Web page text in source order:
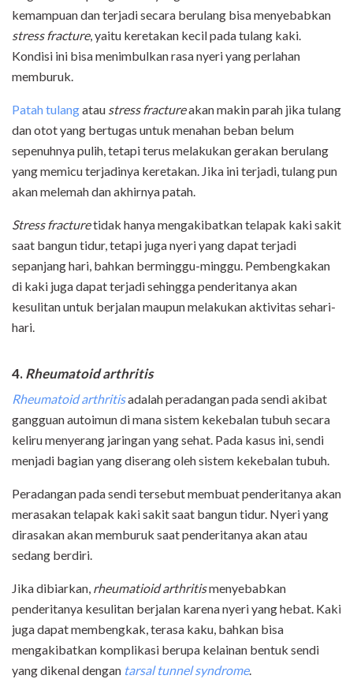
kemampuan dan terjadi secara berulang bisa menyebabkan
stress fracture, yaitu keretakan kecil pada tulang kaki.
Kondisi ini bisa menimbulkan rasa nyeri yang perlahan
memburuk.
Patah tulangatau stress fractureakan makin parah jika tulang
dan otot yang bertugas untuk menahan beban belum
sepenuhnya pulih, tetapi terus melakukan gerakan berulang
yang memicu terjadinya keretakan. Jika ini terjadi, tulang pun
akan melemah dan akhirnya patah.
Stress fracturetidak hanya mengakibatkan telapak kaki sakit
saat bangun tidur, tetapi juga nyeri yang dapat terjadi
sepanjang hari, bahkan berminggu-minggu. Pembengkakan
di kaki juga dapat terjadi sehingga penderitanya akan
kesulitan untuk berjalan maupun melakukan aktivitas sehari-
hari.
4.Rheumatoid arthritis
Rheumatoid arthritisadalah peradangan pada sendi akibat
gangguan autoimun di mana sistem kekebalan tubuh secara
keliru menyerang jaringan yang sehat. Pada kasus ini, sendi
menjadi bagian yang diserang oleh sistem kekebalan tubuh.
Peradangan pada sendi tersebut membuat penderitanya akan
merasakan telapak kaki sakit saat bangun tidur. Nyeri yang
dirasakan akan memburuk saat penderitanya akan atau
sedang berdiri.
Jika dibiarkan, rheumatioid arthritismenyebabkan
penderitanya kesulitan berjalan karena nyeri yang hebat. Kaki
juga dapat membengkak, terasa kaku, bahkan bisa
mengakibatkan komplikasi berupa kelainan bentuk sendi
yang dikenal dengan tarsal tunnel syndrome.